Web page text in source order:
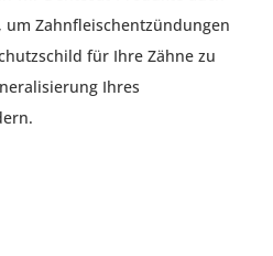
Zahnfleischentzündungen
für Ihre Zähne zu
Ihres